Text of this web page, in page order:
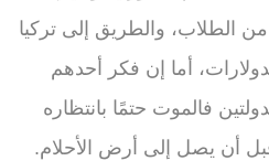
الطلاب، والطريق إلى تركيا
أما إن فكر أحدهم
فالموت حتمًا بانتظاره
أن يصل إلى أرض الأحلام.